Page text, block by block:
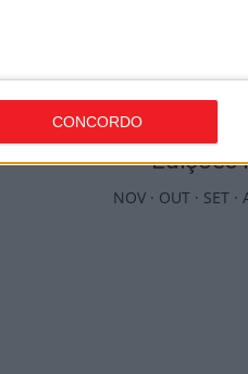
CONCORDO
Edições
NOV· OUT· SET·